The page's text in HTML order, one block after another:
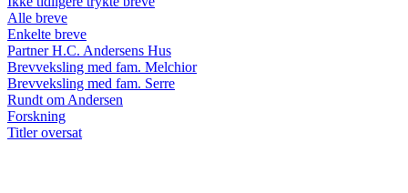
Alle breve
Enkelte breve
Partner H.C. Andersens Hus
Brevveksling med fam. Melchior
Brevveksling med fam. Serre
Rundt om Andersen
Forskning
Titler oversat